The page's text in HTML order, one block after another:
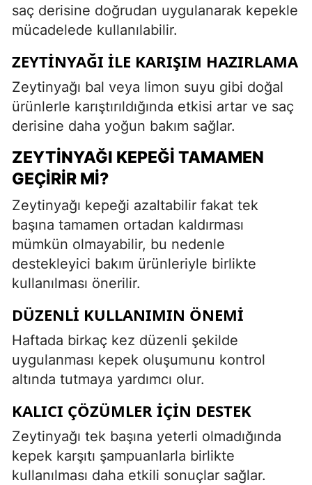
saç derisine doğrudan uygulanarak kepekle
mücadelede kullanılabilir.
ZEYTINYAĞI ILE KARIŞIM HAZIRLAMA
Zeytinyağı bal veya limon suyu gibi doğal
ürünlerle karıştırıldığında etkisi artar ve saç
derisine daha yoğun bakım sağlar.
ZEYTINYAĞI KEPEĞI TAMAMEN
GEÇIRIR MI?
Zeytinyağı kepeği azaltabilir fakat tek
başına tamamen ortadan kaldırması
mümkün olmayabilir, bu nedenle
destekleyici bakım ürünleriyle birlikte
kullanılması önerilir.
DÜZENLI KULLANIMIN ÖNEMI
Haftada birkaç kez düzenli şekilde
uygulanması kepek oluşumunu kontrol
altında tutmaya yardımcı olur.
KALICI ÇÖZÜMLER İÇIN DESTEK
Zeytinyağı tek başına yeterli olmadığında
kepek karşıtı şampuanlarla birlikte
kullanılması daha etkili sonuçlar sağlar.